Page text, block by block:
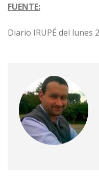
FUENTE:
Diario IRUPÉ del lunes